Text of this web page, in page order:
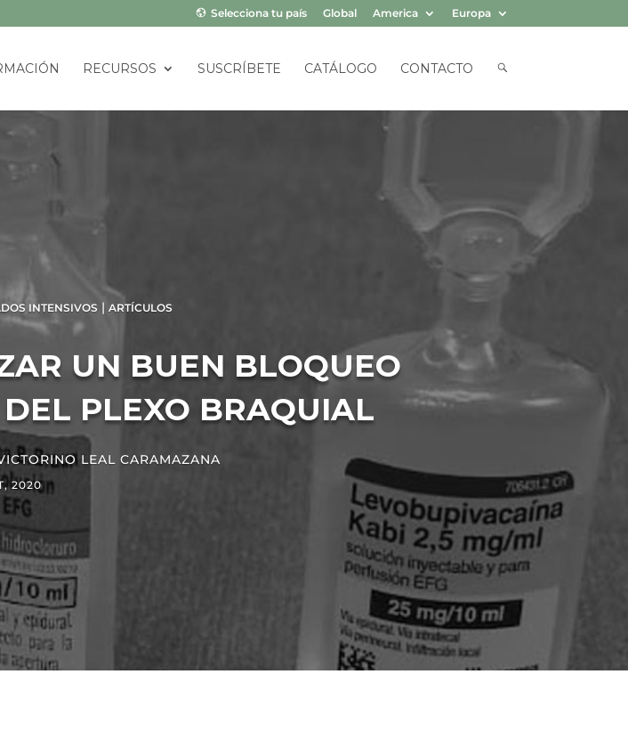
Selecciona tu país Global America Europa
RECURSOS SUSCRÍBETE CATÁLOGO CONTACTO
INTENSIVOS | ARTÍCULOS
UN BUEN BLOQUEO
PLEXO BRAQUIAL
LEAL CARAMAZANA
2020